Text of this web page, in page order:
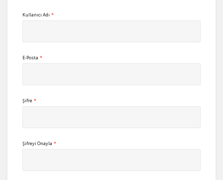
Kullanıcı Adı *
E-Posta *
Şifre *
Şifreyi Onayla *